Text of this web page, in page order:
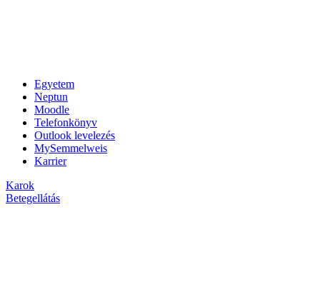
Egyetem
Neptun
Moodle
Telefonkönyv
Outlook levelezés
MySemmelweis
Karrier
Karok
Betegellátás